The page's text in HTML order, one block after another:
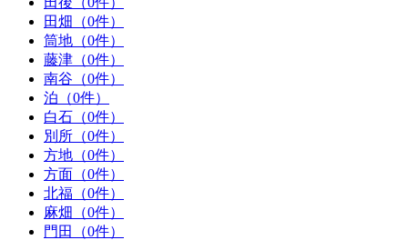
田畑（0件）
筒地（0件）
藤津（0件）
南谷（0件）
泊（0件）
白石（0件）
別所（0件）
方地（0件）
方面（0件）
北福（0件）
麻畑（0件）
門田（0件）